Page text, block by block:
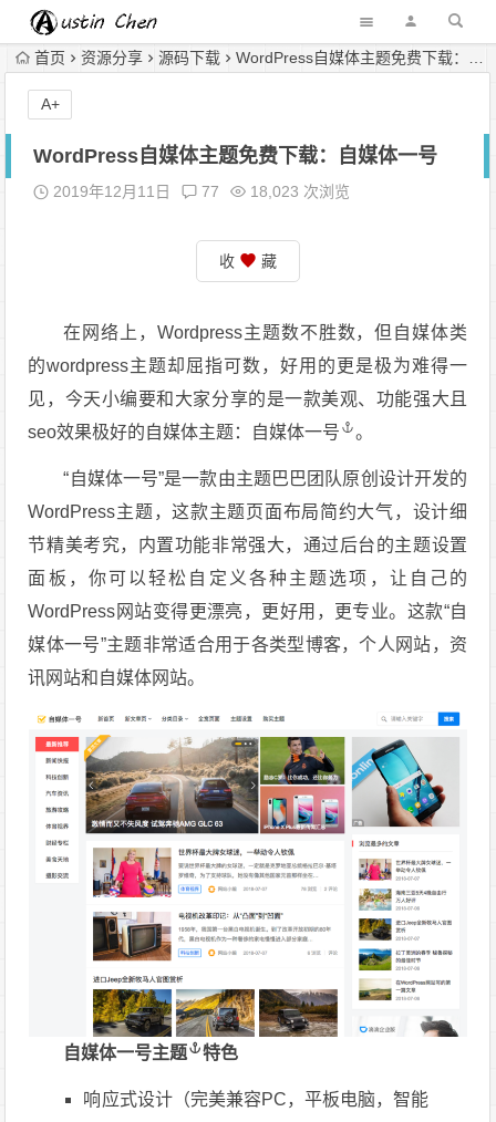
首页 资源分享 源码下载 WordPress自媒体主题免费下载：自媒体一号
WordPress自媒体主题免费下载：自媒体一号
2019年12月11日 77 18,023 次浏览
收 藏
在网络上，Wordpress主题数不胜数，但自媒体类
的wordpress主题却屈指可数，好用的更是极为难得一
见，今天小编要和大家分享的是一款美观、功能强大且
seo效果极好的自媒体主题： 自媒体一号 。
“自媒体一号”是一款由主题巴巴团队原创设计开发的
WordPress主题，这款主题页面布局简约大气，设计细
节精美考究，内置功能非常强大，通过后台的主题设置
面板，你可以轻松自定义各种主题选项，让自己的
WordPress网站变得更漂亮，更好用，更专业。这款“自
媒体一号”主题非常适合用于各类型博客，个人网站，资
讯网站和自媒体网站。
自媒体一号主题 特色
响应式设计（完美兼容PC，平板电脑，智能
A+